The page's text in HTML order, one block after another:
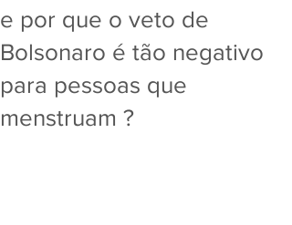
e por que o veto de
Bolsonaro é tão negativo
para pessoas que
menstruam ?